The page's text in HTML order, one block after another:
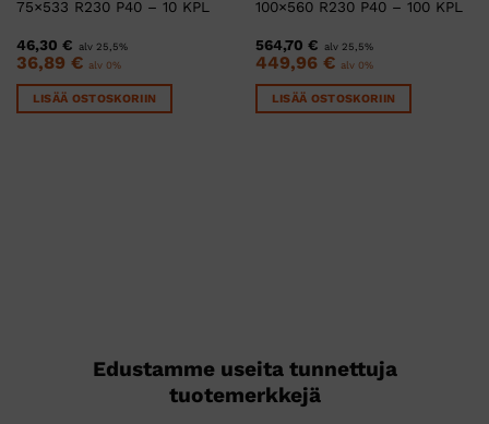
75×533 R230 P40 – 10 KPL
46,30 € alv 25,5%
36,89 € alv 0%
LISÄÄ OSTOSKORIIN
100×560 R230 P40 – 100 KPL
564,70 € alv 25,5%
449,96 € alv 0%
LISÄÄ OSTOSKORIIN
Edustamme useita tunnettuja
tuotemerkkejä